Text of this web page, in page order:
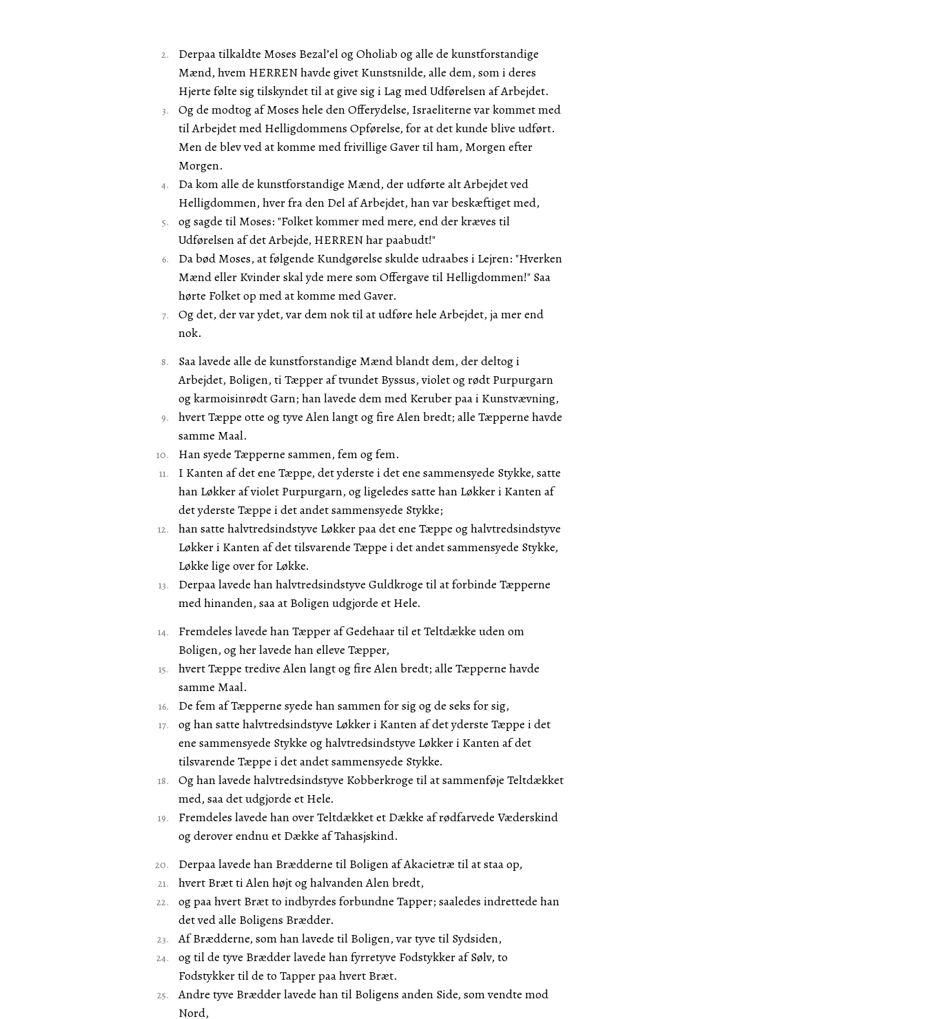
Derpaa tilkaldte Moses Bezal’el og Oholiab og alle de kunstforstandige
Mænd, hvem HERREN havde givet Kunstsnilde, alle dem, som i deres
Hjerte følte sig tilskyndet til at give sig i Lag med Udførelsen af Arbejdet.
Og de modtog af Moses hele den Offerydelse, Israeliterne var kommet med
til Arbejdet med Helligdommens Opførelse, for at det kunde blive udført.
Men de blev ved at komme med frivillige Gaver til ham, Morgen efter
Morgen.
Da kom alle de kunstforstandige Mænd, der udførte alt Arbejdet ved
Helligdommen, hver fra den Del af Arbejdet, han var beskæftiget med,
og sagde til Moses: "Folket kommer med mere, end der kræves til
Udførelsen af det Arbejde, HERREN har paabudt!"
Da bød Moses, at følgende Kundgørelse skulde udraabes i Lejren: "Hverken
Mænd eller Kvinder skal yde mere som Offergave til Helligdommen!" Saa
hørte Folket op med at komme med Gaver.
Og det, der var ydet, var dem nok til at udføre hele Arbejdet, ja mer end
nok.
Saa lavede alle de kunstforstandige Mænd blandt dem, der deltog i
Arbejdet, Boligen, ti Tæpper af tvundet Byssus, violet og rødt Purpurgarn
og karmoisinrødt Garn; han lavede dem med Keruber paa i Kunstvævning,
hvert Tæppe otte og tyve Alen langt og fire Alen bredt; alle Tæpperne havde
samme Maal.
Han syede Tæpperne sammen, fem og fem.
I Kanten af det ene Tæppe, det yderste i det ene sammensyede Stykke, satte
han Løkker af violet Purpurgarn, og ligeledes satte han Løkker i Kanten af
det yderste Tæppe i det andet sammensyede Stykke;
han satte halvtredsindstyve Løkker paa det ene Tæppe og halvtredsindstyve
Løkker i Kanten af det tilsvarende Tæppe i det andet sammensyede Stykke,
Løkke lige over for Løkke.
Derpaa lavede han halvtredsindstyve Guldkroge til at forbinde Tæpperne
med hinanden, saa at Boligen udgjorde et Hele.
Fremdeles lavede han Tæpper af Gedehaar til et Teltdække uden om
Boligen, og her lavede han elleve Tæpper,
hvert Tæppe tredive Alen langt og fire Alen bredt; alle Tæpperne havde
samme Maal.
De fem af Tæpperne syede han sammen for sig og de seks for sig,
og han satte halvtredsindstyve Løkker i Kanten af det yderste Tæppe i det
ene sammensyede Stykke og halvtredsindstyve Løkker i Kanten af det
tilsvarende Tæppe i det andet sammensyede Stykke.
Og han lavede halvtredsindstyve Kobberkroge til at sammenføje Teltdækket
med, saa det udgjorde et Hele.
Fremdeles lavede han over Teltdækket et Dække af rødfarvede Væderskind
og derover endnu et Dække af Tahasjskind.
Derpaa lavede han Brædderne til Boligen af Akacietræ til at staa op,
hvert Bræt ti Alen højt og halvanden Alen bredt,
og paa hvert Bræt to indbyrdes forbundne Tapper; saaledes indrettede han
det ved alle Boligens Brædder.
Af Brædderne, som han lavede til Boligen, var tyve til Sydsiden,
og til de tyve Brædder lavede han fyrretyve Fodstykker af Sølv, to
Fodstykker til de to Tapper paa hvert Bræt.
Andre tyve Brædder lavede han til Boligens anden Side, som vendte mod
Nord,